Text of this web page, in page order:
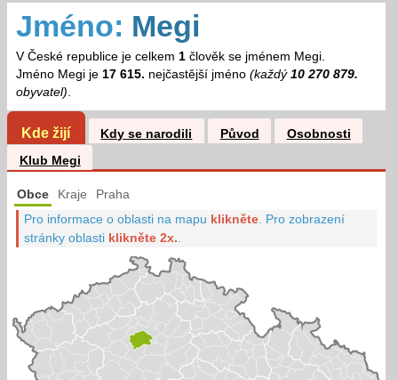
Jméno: Megi
V České republice je celkem 1člověk se jménem Megi.
Jméno Megi je 17 615. nejčastější jméno (každý 10 270 879.
obyvatel).
Kde žijí Kdy se narodili Původ
Osobnosti
Klub Megi
Obce Kraje Praha
Pro informace o oblasti na mapu klikněte Pro zobrazení
stránky oblasti klikněte 2x.